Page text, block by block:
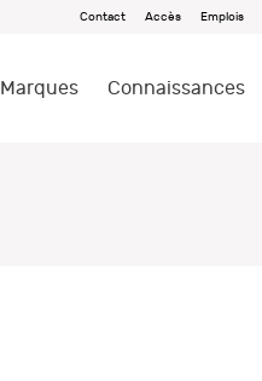
Contact Accès Emplois
Marques Connaissances